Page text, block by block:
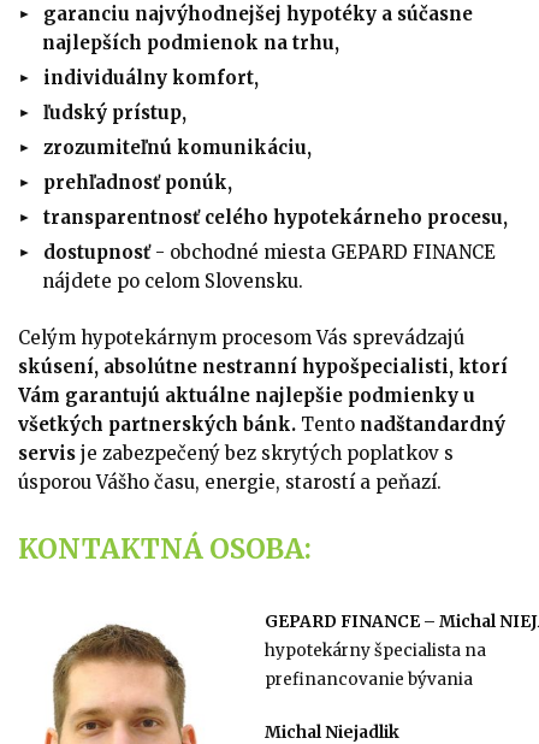
garanciu najvýhodnejšej hypotéky a súčasne
najlepších podmienok na trhu,
individuálny komfort,
ľudský prístup,
zrozumiteľnú komunikáciu,
prehľadnosť ponúk,
transparentnosť celého hypotekárneho procesu,
dostupnosť- obchodné miesta GEPARD FINANCE
nájdete po celom Slovensku.
Celým hypotekárnym procesom Vás sprevádzajú
skúsení, absolútne nestranní hypošpecialisti, ktorí
Vám garantujú aktuálne najlepšie podmienky u
všetkých partnerských bánk. Tento nadštandardný
servis je zabezpečený bez skrytých poplatkov s
úsporou Vášho času, energie, starostí a peňazí.
KONTAKTNÁ OSOBA:
GEPARD FINANCE – Michal
hypotekárny špecialista na
prefinancovanie bývania
Michal Niejadlik